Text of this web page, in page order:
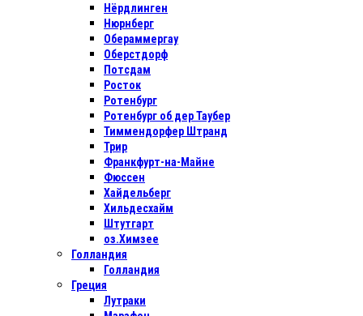
Нёрдлинген
Нюрнберг
Обераммергау
Оберстдорф
Потсдам
Росток
Ротенбург
Ротенбург об дер Таубер
Тиммендорфер Штранд
Трир
Франкфурт-на-Майне
Фюссен
Хайдельберг
Хильдесхайм
Штутгарт
оз.Химзее
Голландия
Голландия
Греция
Лутраки